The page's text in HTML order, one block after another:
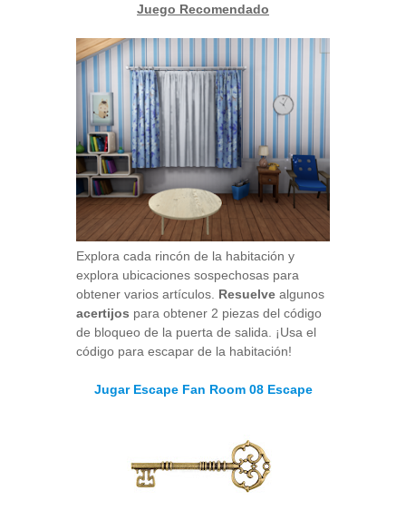
Juego Recomendado
Explora cada rincón de la habitación y
explora ubicaciones sospechosas para
obtener varios artículos. Resuelve algunos
acertijos para obtener 2 piezas del código
de bloqueo de la puerta de salida. ¡Usa el
código para escapar de la habitación!
Jugar Escape Fan Room 08 Escape